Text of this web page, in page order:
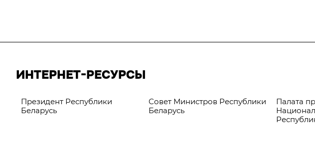
ИНТЕРНЕТ-РЕСУРСЫ
Президент Республики
Беларусь
Совет Министров Республики
Беларусь
Палата